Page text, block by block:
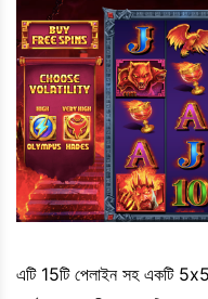
এটি 15টি পেলাইন সহ একটি